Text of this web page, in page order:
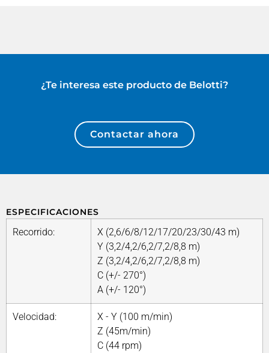
¿Te interesa este producto de Belotti?
Contactar ahora
ESPECIFICACIONES
Recorrido:
X (2,6/6/8/12/17/20/23/30/43 m)
Y (3,2/4,2/6,2/7,2/8,8 m)
Z (3,2/4,2/6,2/7,2/8,8 m)
C (+/- 270°)
A (+/- 120°)
Velocidad:
X - Y (100 m/min)
Z (45m/min)
C (44 rpm)